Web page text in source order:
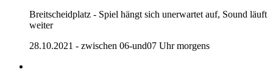
Breitscheidplatz - Spiel hängt sich unerwartet auf, Sound läuft
weiter
28.10.2021 - zwischen 06-und07 Uhr morgens